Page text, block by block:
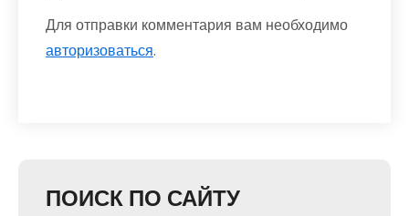
Для отправки комментария вам необходимо
авторизоваться.
ПОИСК ПО САЙТУ